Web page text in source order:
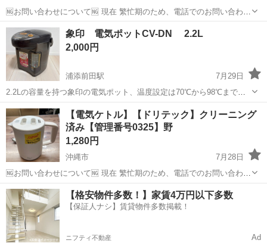
🆖お問い合わせについて🆖 現在 繁忙期のため、電話でのお問い合わせ
はお控えください。 ❌⚠お取り置き不可⚠❌ ご来店いただき、全額決
済していただいたお客様を優先としております。 お取り置き、保管は
対応ができません。 ...
沖縄 沖縄市 キッチン家電
象印 電気ポットCV-DN 2.2L
2,000円
浦添前田駅
7月29日
2.2Lの容量を持つ象印の電気ポット、温度設定は70℃から98℃まで対
応。 電気ポット本体、コード、箱はありません。 - ブランド: 象印 -
モデル: CV-DN - 容量: 2.2L - 温度設定: 70℃, 80℃,...
沖縄 宜野湾市 浦添前田駅 キッチン家電
【電気ケトル】【ドリテック】クリーニング
済み【管理番号0325】野
1,280円
沖縄市
7月28日
🆖お問い合わせについて🆖 現在 繁忙期のため、電話でのお問い合わせ
はお控えください。 ❌⚠お取り置き不可⚠❌ ご来店いただき、全額決
済していただいたお客様を優先としております。 お取り置き、保管は
対応ができません。 ...
沖縄 沖縄市 キッチン家電 電気ケトル
【格安物件多数！】家賃4万円以下多数
【保証人ナシ】賃貸物件多数掲載！
ニフティ不動産 Ad